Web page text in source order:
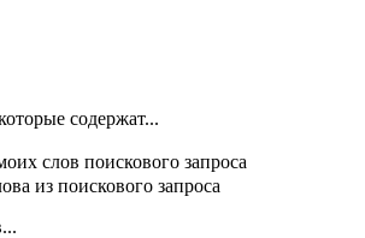
содержат...
слов поискового запроса
из поискового запроса